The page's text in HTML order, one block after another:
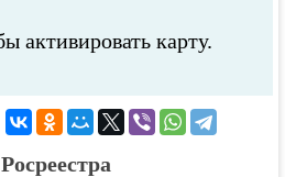
активировать карту.